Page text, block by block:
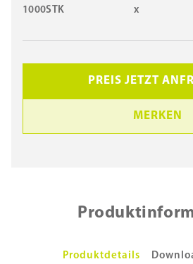
1000STK x
PREIS JETZT
MERKEN
Produktdetails